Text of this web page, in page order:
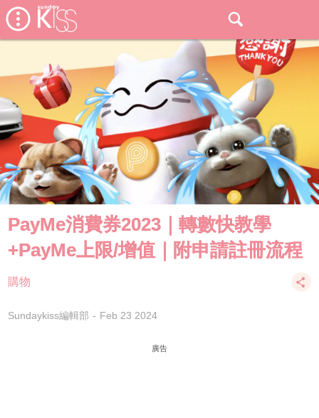
PayMe消費券2023｜轉數快教學
+PayMe上限/增值｜附申請註冊流程
購物
Sundaykiss編輯部 Feb 23 2024
廣告